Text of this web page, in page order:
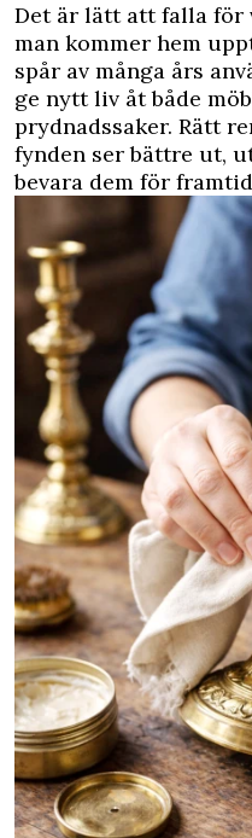
Det är lätt att falla för
man kommer hem
spår av många års
ge nytt liv åt både
prydnadssaker. Rätt
fynden ser bättre ut,
bevara dem för